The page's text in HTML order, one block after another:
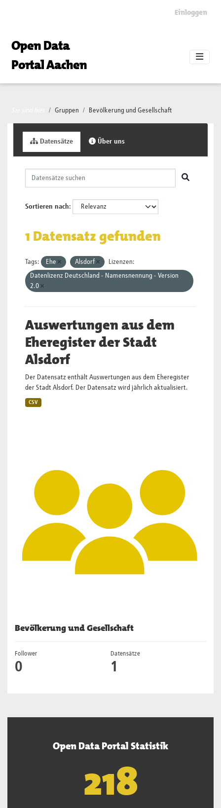
Einloggen
Open Data
Portal Aachen
Gruppen Bevölkerung und Gesellschaft
Bevölkerung und Gesellschaft
Follower
0
Datensätze
1
Datensätze Über uns
Sortieren nach
1 Datensatz gefunden
Tags: Ehe Alsdorf
Lizenzen:
Datenlizenz Deutschland - Namensnennung - Version
2.0
Auswertungen aus dem
Eheregister der Stadt
Alsdorf
Der Datensatz enthält Auswertungen aus dem Eheregister
der Stadt Alsdorf. Der Datensatz wird jährlich aktualisiert.
CSV
Open Data Portal Statistik
220